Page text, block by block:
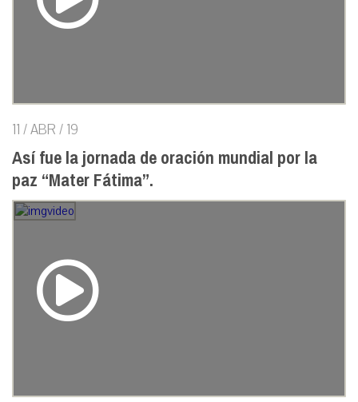
11 / ABR / 19
Así fue la jornada de oración mundial por la
paz “Mater Fátima”.